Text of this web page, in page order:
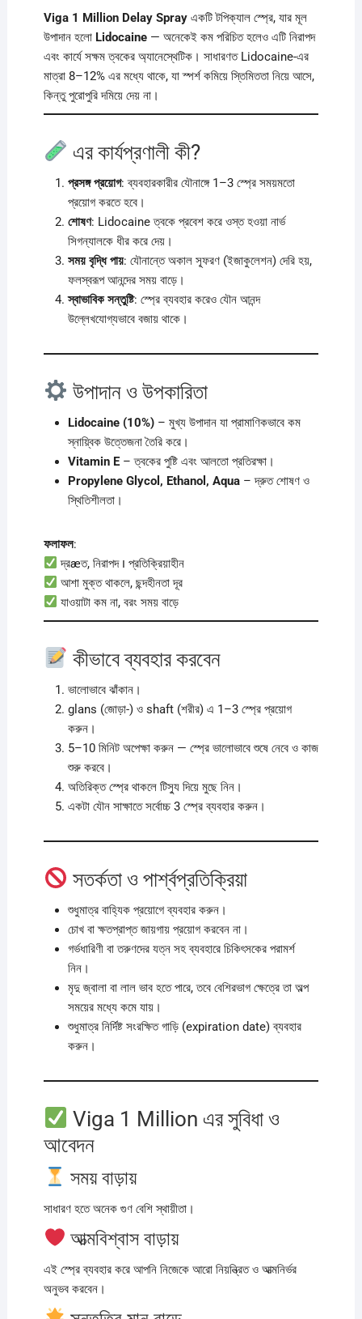
Viga 1 Million Delay Sprayএকটি টপিক্যাল স্প্রে, যার মূল
উপাদান হলো Lidocaine— অনেকেই কম পরিচিত হলেও এটি নিরাপদ
এবং কার্যে সক্ষম ত্বকের অ্যানেস্থেটিক। সাধারণত Lidocaine-এর
মাত্রা 8–12% এর মধ্যে থাকে, যা স্পর্শ কমিয়ে স্তিমিততা নিয়ে আসে,
কিন্তু পুরোপুরি দমিয়ে দেয় না।
এর কার্যপ্রণালী কী?
প্রসঙ্গ প্রয়োগ: ব্যবহারকারীর যৌনাঙ্গে 1–3 স্প্রে সময়মতো
প্রয়োগ করতে হবে।
শোষণ: Lidocaine ত্বকে প্রবেশ করে ওস্ত হওয়া নার্ভ
সিগন্যালকে ধীর করে দেয়।
সময় বৃদ্ধি পায়: যৌনান্তে অকাল স্ফূরণ (ইজাকুলেশন) দেরি হয়,
ফলস্বরূপ আনন্দের সময় বাড়ে।
স্বাভাবিক সন্তুষ্টি: স্প্রে ব্যবহার করেও যৌন আনন্দ
উল্লেখযোগ্যভাবে বজায় থাকে।
উপাদান ও উপকারিতা
Lidocaine (10%)– মুখ্য উপাদান যা প্রামাণিকভাবে কম
স্নায়্বিক উত্তেজনা তৈরি করে।
Vitamin E– ত্বকের পুষ্টি এবং আলতো প্রতিরক্ষা।
Propylene Glycol, Ethanol, Aqua– দ্রুত শোষণ ও
স্থিতিশীলতা।
ফলাফল:
দ্রæত, নিরাপদ ו প্রতিক্রিয়াহীন
আশা মুক্ত থাকলে, ছন্দহীনতা দূর
যাওয়াটা কম না, বরং সময় বাড়ে
কীভাবে ব্যবহার করবেন
ভালোভাবে ঝাঁকান।
glans (জোড়া-) ও shaft (শরীর) এ 1–3 স্প্রে প্রয়োগ
করুন।
5–10 মিনিট অপেক্ষা করুন — স্প্রে ভালোভাবে শুষে নেবে ও কাজ
শুরু করবে।
অতিরিক্ত স্প্রে থাকলে টিস্যু দিয়ে মুছে নিন।
একটা যৌন সাক্ষাতে সর্বোচ্চ 3 স্প্রে ব্যবহার করুন।
সতর্কতা ও পার্শ্বপ্রতিক্রিয়া
শুধুমাত্র বাহ্যিক প্রয়োগে ব্যবহার করুন।
চোখ বা ক্ষতপ্রাপ্ত জায়গায় প্রয়োগ করবেন না।
গর্ভধারিণী বা তরুণদের যত্ন সহ ব্যবহারে চিকিৎসকের পরামর্শ
নিন।
মৃদু জ্বালা বা লাল ভাব হতে পারে, তবে বেশিরভাগ ক্ষেত্রে তা অল্প
সময়ের মধ্যে কমে যায়।
শুধুমাত্র নির্দিষ্ট সংরক্ষিত গাড়ি (expiration date) ব্যবহার
করুন।
Viga 1 Million এর সুবিধা ও
আবেদন
সময় বাড়ায়
সাধারণ হতে অনেক গুণ বেশি স্থায়ীতা।
আত্মবিশ্বাস বাড়ায়
এই স্প্রে ব্যবহার করে আপনি নিজেকে আরো নিয়ন্ত্রিত ও আত্মনির্ভর
অনুভব করবেন।